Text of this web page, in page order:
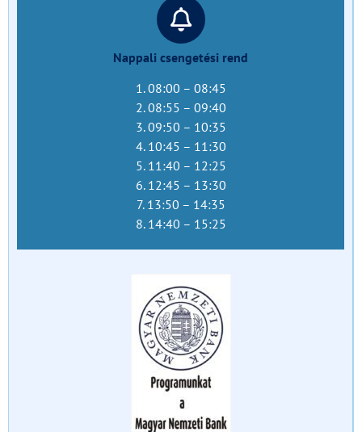
Nappali csengetési rend
1. 08:00 – 08:45
2. 08:55 – 09:40
3. 09:50 – 10:35
4. 10:45 – 11:30
5. 11:40 – 12:25
6. 12:45 – 13:30
7. 13:50 – 14:35
8. 14:40 – 15:25